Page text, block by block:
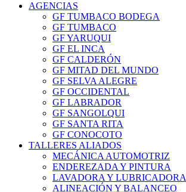
AGENCIAS
GF TUMBACO BODEGA
GF TUMBACO
GF YARUQUI
GF EL INCA
GF CALDERÓN
GF MITAD DEL MUNDO
GF SELVA ALEGRE
GF OCCIDENTAL
GF LABRADOR
GF SANGOLQUI
GF SANTA RITA
GF CONOCOTO
TALLERES ALIADOS
MECÁNICA AUTOMOTRIZ
ENDEREZADA Y PINTURA
LAVADORA Y LUBRICADORA
ALINEACIÓN Y BALANCEO